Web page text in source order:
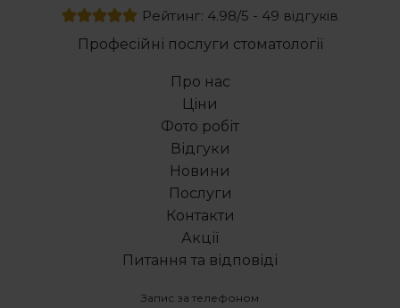
Рейтинг: 4.98/5 - 49 відгуків
Професійні послуги стоматології
Про нас
Ціни
Фото робіт
Відгуки
Новини
Послуги
Контакти
Акції
Питання та відповіді
Запис за телефоном